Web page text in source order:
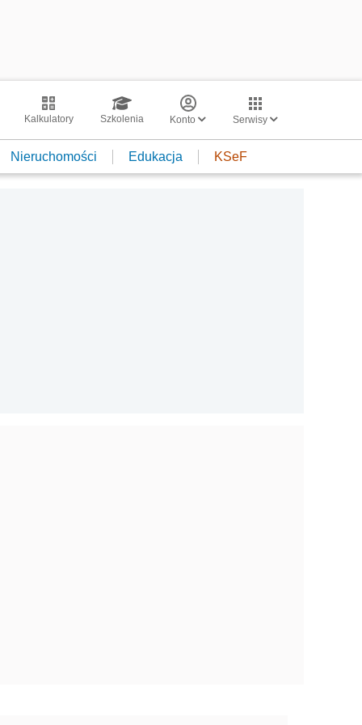
Kalkulatory Szkolenia Konto Serwisy
Nieruchomości Edukacja KSeF